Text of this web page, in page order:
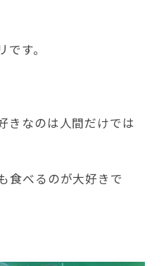
す。
きなのは人間だけでは
食べるのが大好きで